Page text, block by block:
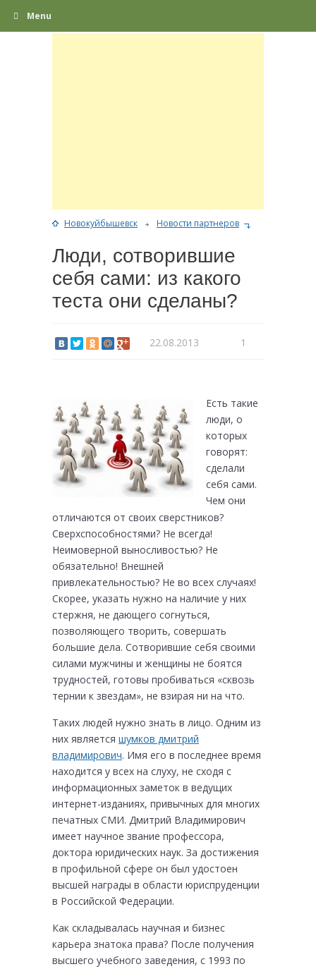
Menu
Новокуйбышевск Новости партнеров
Люди, сотворившие
себя сами: из какого
теста они сделаны?
22.08.2013 1
Есть такие
люди, о
которых
говорят:
сделали
себя сами.
Чем они
отличаются от своих сверстников?
Сверхспособностями? Не всегда!
Неимоверной выносливостью? Не
обязательно! Внешней
привлекательностью? Не во всех случаях!
Скорее, указать нужно на наличие у них
стержня, не дающего согнуться,
позволяющего творить, совершать
большие дела. Сотворившие себя своими
силами мужчины и женщины не боятся
трудностей, готовы пробиваться «сквозь
тернии к звездам», не взирая ни на что.
Таких людей нужно знать в лицо. Одним из
них является шумков дмитрий
владимирович. Имя его в последнее время
находится у всех на слуху, не сходя с
информационных заметок в ведущих
интернет-изданиях, привычных для многих
печатных СМИ. Дмитрий Владимирович
имеет научное звание профессора,
доктора юридических наук. За достижения
в профильной сфере он был удостоен
высшей награды в области юриспруденции
в Российской Федерации.
Как складывалась научная и бизнес
карьера знатока права? После получения
высшего учебного заведения, с 1993 по